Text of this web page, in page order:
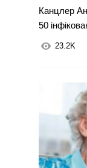
Канцлер
50
23.2K